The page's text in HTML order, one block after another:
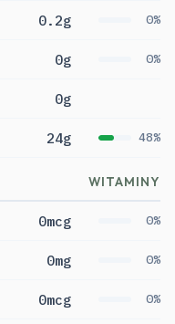
0.2g 0%
0g 0%
0g
24g 48%
WITAMINY
0mcg 0%
0mg 0%
0mcg 0%